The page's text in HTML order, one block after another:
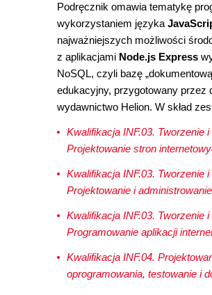
Podręcznik omawia tematykę
wykorzystaniem języka
najważniejszych możliwości
z aplikacjami Node.js Express
NoSQL, czyli bazę
edukacyjny, przygotowany
wydawnictwo Helion. W skład
Kwalifikacja INF.03. Tworzenie
Projektowanie stron
Kwalifikacja INF.03. Tworzenie
Projektowanie i
Kwalifikacja INF.03. Tworzenie
Programowanie aplikacji
Kwalifikacja INF.04.
oprogramowania, testowanie i